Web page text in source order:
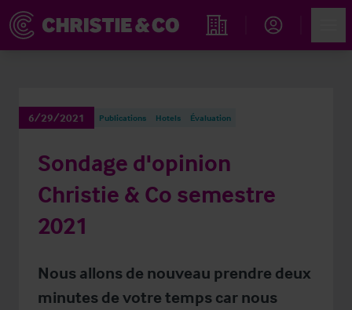
Rechercher un hôtel
6/29/2021 Publications Hotels Évaluation
Sondage d'opinion
Christie & Co semestre
2021
Nous allons de nouveau prendre deux
minutes de votre temps car nous